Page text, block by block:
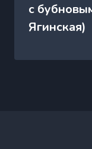
с
Ягинская)